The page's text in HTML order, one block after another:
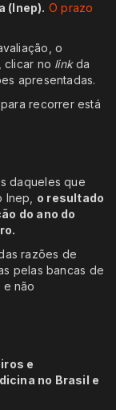
(Inep). O prazo
o
, clicar no linkda
apresentadas.
recorrer está
daqueles que
Inep, o resultado
do ano do
razões de
pelas bancas de
e não
e
no Brasil e